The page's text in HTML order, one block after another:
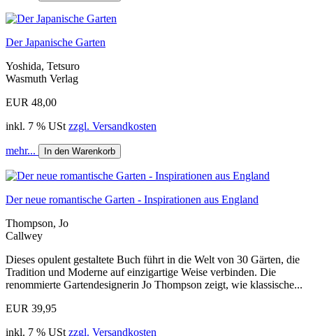
Der Japanische Garten
Yoshida, Tetsuro
Wasmuth Verlag
EUR 48,00
inkl. 7 % USt zzgl. Versandkosten
mehr... In den Warenkorb
Der neue romantische Garten - Inspirationen aus England
Thompson, Jo
Callwey
Dieses opulent gestaltete Buch führt in die Welt von 30 Gärten, die
Tradition und Moderne auf einzigartige Weise verbinden. Die
renommierte Gartendesignerin Jo Thompson zeigt, wie klassische...
EUR 39,95
inkl. 7 % USt zzgl. Versandkosten